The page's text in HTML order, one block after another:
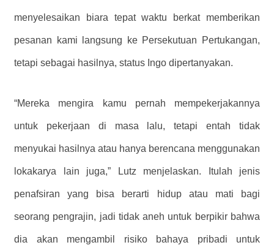
menyelesaikan biara tepat waktu berkat memberikan
pesanan kami langsung ke Persekutuan Pertukangan,
tetapi sebagai hasilnya, status Ingo dipertanyakan.
“Mereka mengira kamu pernah mempekerjakannya
untuk pekerjaan di masa lalu, tetapi entah tidak
menyukai hasilnya atau hanya berencana menggunakan
lokakarya lain juga,” Lutz menjelaskan. Itulah jenis
penafsiran yang bisa berarti hidup atau mati bagi
seorang pengrajin, jadi tidak aneh untuk berpikir bahwa
dia akan mengambil risiko bahaya pribadi untuk